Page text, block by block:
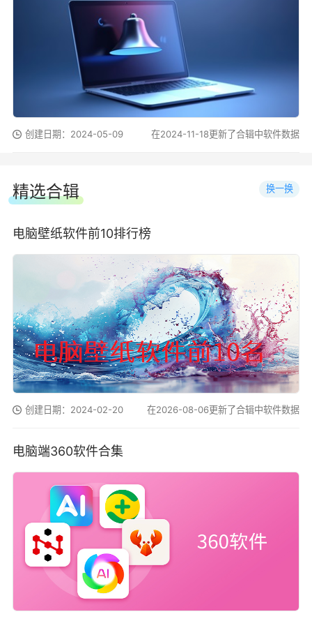
创建日期：2024-05-09 在2024-11-18更新了合辑中软件数据
精选合辑 换一换
电脑壁纸软件前10排行榜
创建日期：2024-02-20 在2026-08-06更新了合辑中软件数据
电脑端360软件合集